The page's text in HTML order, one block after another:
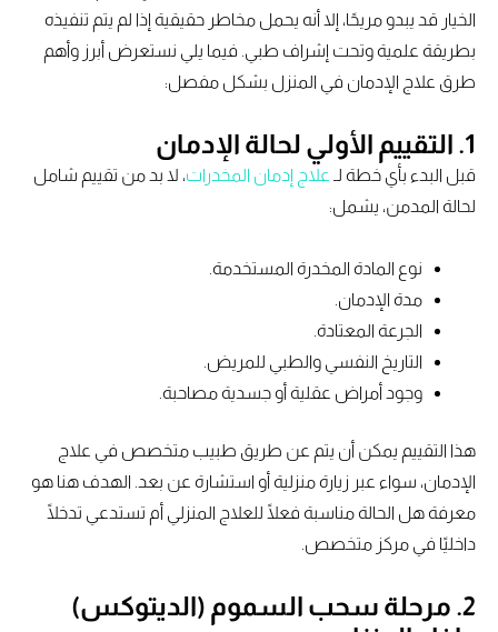
الخيار قد يبدو مريحًا، إلا أنه يحمل مخاطر حقيقية إذا لم يتم تنفيذه
بطريقة علمية وتحت إشراف طبي. فيما يلي نستعرض أبرز وأهم
طرق علاج الإدمان في المنزل بشكل مفصل:
التقييم الأولي لحالة الإدمان
قبل البدء بأي خطة لـ علاج إدمان المخدرات، لا بد من تقييم شامل
لحالة المدمن، يشمل:
نوع المادة المخدرة المستخدمة.
مدة الإدمان.
الجرعة المعتادة.
التاريخ النفسي والطبي للمريض.
وجود أمراض عقلية أو جسدية مصاحبة.
هذا التقييم يمكن أن يتم عن طريق طبيب متخصص في علاج
الإدمان، سواء عبر زيارة منزلية أو استشارة عن بعد. الهدف هنا هو
معرفة هل الحالة مناسبة فعلًا للعلاج المنزلي أم تستدعي تدخلًا
داخليًا في مركز متخصص.
2. مرحلة سحب السموم (الديتوكس)